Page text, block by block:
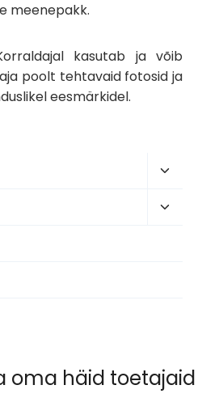
meenepakk.
kasutab ja võib
poolt tehtavaid fotosid ja
eesmärkidel.
menu
oma häid toetajaid